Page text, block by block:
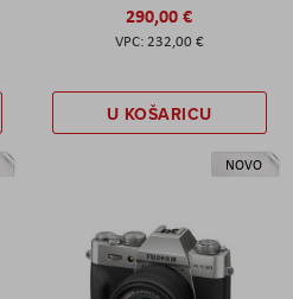
290,00 €
232,00 €
U KOŠARICU
NOVO